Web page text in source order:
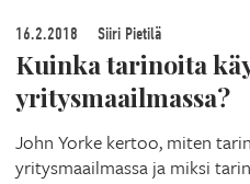
16.2.2018 Siiri Pietilä
Kuinka tarinoita
yritysmaailmassa?
John Yorke kertoo, miten
yritysmaailmassa ja miksi